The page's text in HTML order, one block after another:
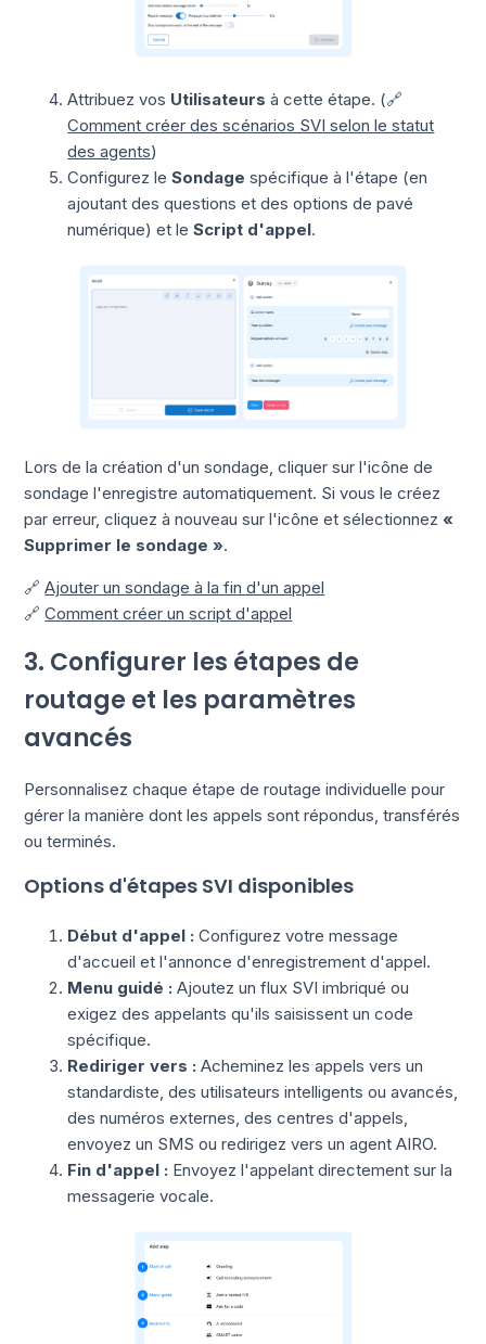
Attribuez vos Utilisateurs à cette étape. (🔗
Comment créer des scénarios SVI selon le statut
des agents)
Configurez leSondage spécifique à l'étape (en
ajoutant des questions et des options de pavé
numérique) et leScript d'appel.
Lors de la création d'un sondage, cliquer sur l'icône de
sondage l'enregistre automatiquement. Si vous le créez
par erreur, cliquez à nouveau sur l'icône et sélectionnez«
Supprimer le sondage ».
🔗Ajouter un sondage à la fin d'un appel
🔗Comment créer un script d'appel
3. Configurer les étapes de
routage et les paramètres
avancés
Personnalisez chaque étape de routage individuelle pour
gérer la manière dont les appels sont répondus, transférés
ou terminés.
Options d'étapes SVI disponibles
Début d'appel : Configurez votre message
d'accueil et l'annonce d'enregistrement d'appel.
Menu guidé : Ajoutez un flux SVI imbriqué ou
exigez des appelants qu'ils saisissent un code
spécifique.
Rediriger vers : Acheminez les appels vers un
standardiste, des utilisateurs intelligents ou avancés,
des numéros externes, des centres d'appels,
envoyez un SMS ou redirigez vers un agent AIRO.
Fin d'appel : Envoyez l'appelant directement sur la
messagerie vocale.